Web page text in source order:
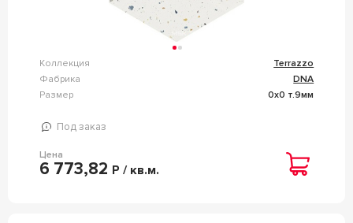
Коллекция
Terrazzo
Фабрика
DNA
Размер
0x0 т.9мм
Под заказ
Цена
6 773,82 Р / кв.м.